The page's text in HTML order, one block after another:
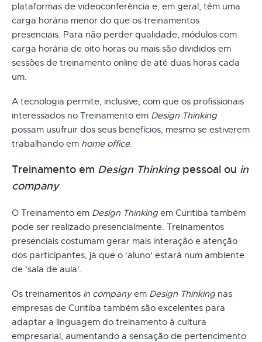
plataformas de videoconferência e, em geral, têm uma
carga horária menor do que os treinamentos
presenciais. Para não perder qualidade, módulos com
carga horária de oito horas ou mais são divididos em
sessões de treinamento online de até duas horas cada
um.
A tecnologia permite, inclusive, com que os profissionais
interessados no Treinamento em Design Thinking
possam usufruir dos seus benefícios, mesmo se estiverem
trabalhando em home office.
Treinamento em Design Thinkingpessoal ou in
company
O Treinamento em Design Thinking em Curitiba também
pode ser realizado presencialmente. Treinamentos
presenciais costumam gerar mais interação e atenção
dos participantes, já que o 'aluno' estará num ambiente
de ‘sala de aula'.
Os treinamentos in companyem Design Thinking nas
empresas de Curitiba também são excelentes para
adaptar a linguagem do treinamento à cultura
empresarial, aumentando a sensação de pertencimento